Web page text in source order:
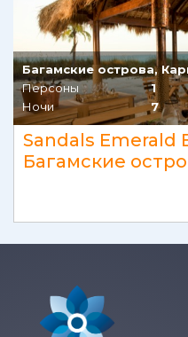
Багамские острова,
Персоны
1
Ночи
7
Sandals Emerald
Багамские